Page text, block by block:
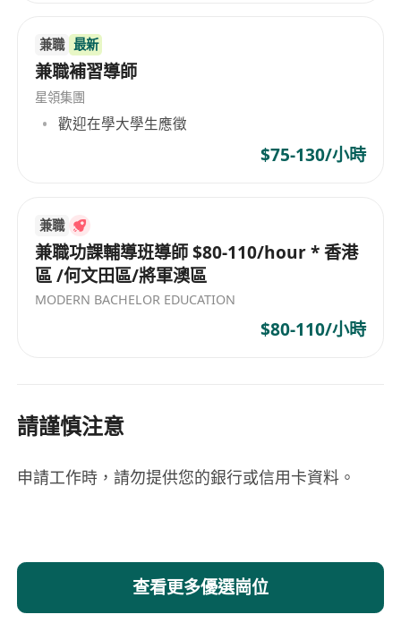
兼職 最新
兼職補習導師
星領集團
歡迎在學大學生應徵
$75-130/小時
兼職
兼職功課輔導班導師 $80-110/hour * 香港
區 /何文田區/將軍澳區
MODERN BACHELOR EDUCATION
$80-110/小時
請謹慎注意
申請工作時，請勿提供您的銀行或信用卡資料。
查看更多優選崗位